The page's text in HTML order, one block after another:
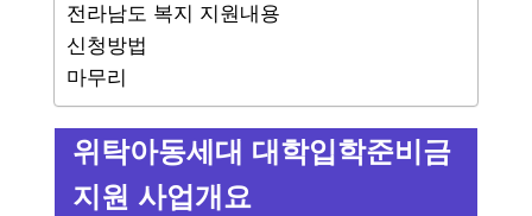
전라남도 복지 지원내용
신청방법
마무리
위탁아동세대 대학입학준비금
지원 사업개요